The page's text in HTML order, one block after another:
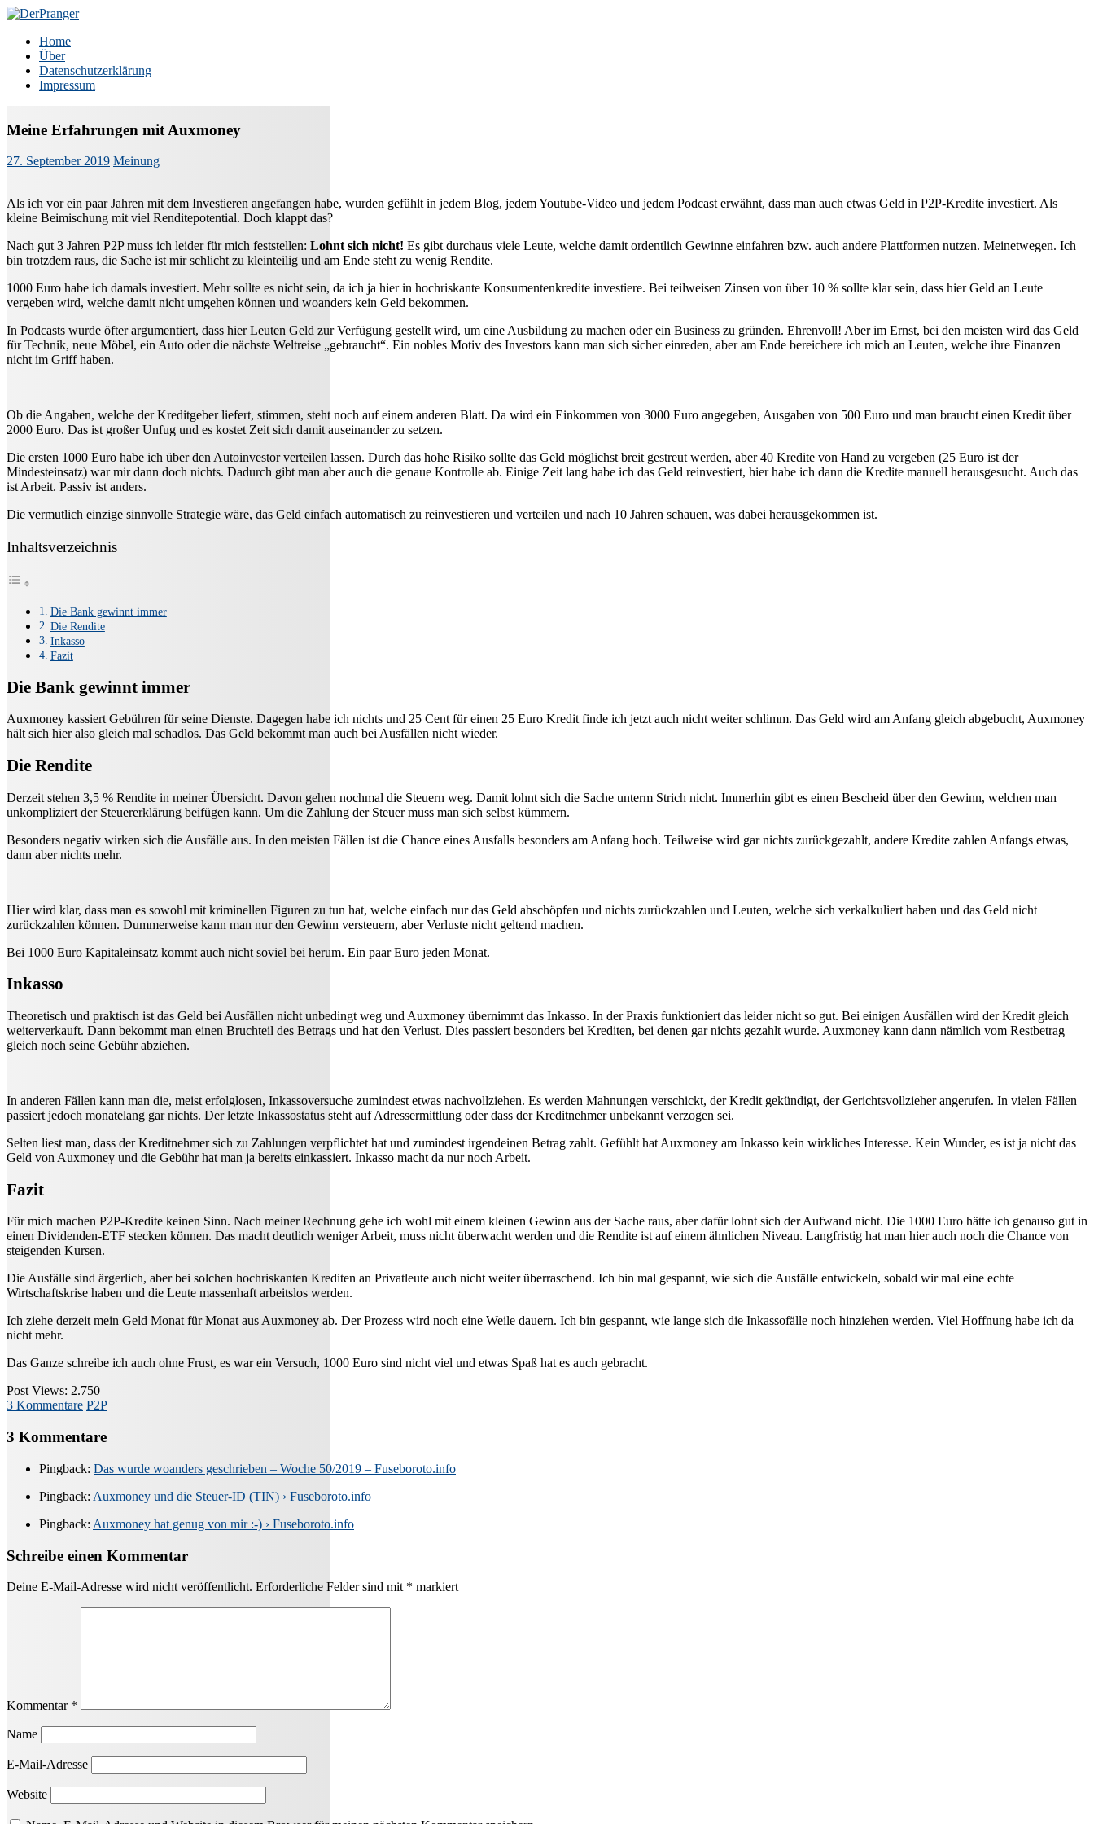
Zum
springen
DerPranger
Finanzen, Freiheit, Prangerei
Home
Über
Datenschutzerklärung
Impressum
Meine Erfahrungen mit Auxmoney
27. September 2019 Meinung
Als ich vor ein paar Jahren mit dem Investieren angefangen habe, wurden gefühlt in jedem Blog, jedem Youtube-Video und jedem Podcast erwähnt, dass man auch etwas Geld in P2P-Kredite investiert. Als
kleine Beimischung mit viel Renditepotential. Doch klappt das?
Nach gut 3 Jahren P2P muss ich leider für mich feststellen: Lohnt sich nicht! Es gibt durchaus viele Leute, welche damit ordentlich Gewinne einfahren bzw. auch andere Plattformen nutzen. Meinetwegen. Ich
bin trotzdem raus, die Sache ist mir schlicht zu kleinteilig und am Ende steht zu wenig Rendite.
1000 Euro habe ich damals investiert. Mehr sollte es nicht sein, da ich ja hier in hochriskante Konsumentenkredite investiere. Bei teilweisen Zinsen von über 10 % sollte klar sein, dass hier Geld an Leute
vergeben wird, welche damit nicht umgehen können und woanders kein Geld bekommen.
In Podcasts wurde öfter argumentiert, dass hier Leuten Geld zur Verfügung gestellt wird, um eine Ausbildung zu machen oder ein Business zu gründen. Ehrenvoll! Aber im Ernst, bei den meisten wird das Geld
für Technik, neue Möbel, ein Auto oder die nächste Weltreise „gebraucht“. Ein nobles Motiv des Investors kann man sich sicher einreden, aber am Ende bereichere ich mich an Leuten, welche ihre Finanzen
nicht im Griff haben.
Ob die Angaben, welche der Kreditgeber liefert, stimmen, steht noch auf einem anderen Blatt. Da wird ein Einkommen von 3000 Euro angegeben, Ausgaben von 500 Euro und man braucht einen Kredit über
2000 Euro. Das ist großer Unfug und es kostet Zeit sich damit auseinander zu setzen.
Die ersten 1000 Euro habe ich über den Autoinvestor verteilen lassen. Durch das hohe Risiko sollte das Geld möglichst breit gestreut werden, aber 40 Kredite von Hand zu vergeben (25 Euro ist der
Mindesteinsatz) war mir dann doch nichts. Dadurch gibt man aber auch die genaue Kontrolle ab. Einige Zeit lang habe ich das Geld reinvestiert, hier habe ich dann die Kredite manuell herausgesucht. Auch das
ist Arbeit. Passiv ist anders.
Die vermutlich einzige sinnvolle Strategie wäre, das Geld einfach automatisch zu reinvestieren und verteilen und nach 10 Jahren schauen, was dabei herausgekommen ist.
Inhaltsverzeichnis
Die Bank gewinnt immer
Die Rendite
Inkasso
Fazit
Die Bank gewinnt immer
Auxmoney kassiert Gebühren für seine Dienste. Dagegen habe ich nichts und 25 Cent für einen 25 Euro Kredit finde ich jetzt auch nicht weiter schlimm. Das Geld wird am Anfang gleich abgebucht, Auxmoney
hält sich hier also gleich mal schadlos. Das Geld bekommt man auch bei Ausfällen nicht wieder.
Die Rendite
Derzeit stehen 3,5 % Rendite in meiner Übersicht. Davon gehen nochmal die Steuern weg. Damit lohnt sich die Sache unterm Strich nicht. Immerhin gibt es einen Bescheid über den Gewinn, welchen man
unkompliziert der Steuererklärung beifügen kann. Um die Zahlung der Steuer muss man sich selbst kümmern.
Besonders negativ wirken sich die Ausfälle aus. In den meisten Fällen ist die Chance eines Ausfalls besonders am Anfang hoch. Teilweise wird gar nichts zurückgezahlt, andere Kredite zahlen Anfangs etwas,
dann aber nichts mehr.
Hier wird klar, dass man es sowohl mit kriminellen Figuren zu tun hat, welche einfach nur das Geld abschöpfen und nichts zurückzahlen und Leuten, welche sich verkalkuliert haben und das Geld nicht
zurückzahlen können. Dummerweise kann man nur den Gewinn versteuern, aber Verluste nicht geltend machen.
Bei 1000 Euro Kapitaleinsatz kommt auch nicht soviel bei herum. Ein paar Euro jeden Monat.
Inkasso
Theoretisch und praktisch ist das Geld bei Ausfällen nicht unbedingt weg und Auxmoney übernimmt das Inkasso. In der Praxis funktioniert das leider nicht so gut. Bei einigen Ausfällen wird der Kredit gleich
weiterverkauft. Dann bekommt man einen Bruchteil des Betrags und hat den Verlust. Dies passiert besonders bei Krediten, bei denen gar nichts gezahlt wurde. Auxmoney kann dann nämlich vom Restbetrag
gleich noch seine Gebühr abziehen.
In anderen Fällen kann man die, meist erfolglosen, Inkassoversuche zumindest etwas nachvollziehen. Es werden Mahnungen verschickt, der Kredit gekündigt, der Gerichtsvollzieher angerufen. In vielen Fällen
passiert jedoch monatelang gar nichts. Der letzte Inkassostatus steht auf Adressermittlung oder dass der Kreditnehmer unbekannt verzogen sei.
Selten liest man, dass der Kreditnehmer sich zu Zahlungen verpflichtet hat und zumindest irgendeinen Betrag zahlt. Gefühlt hat Auxmoney am Inkasso kein wirkliches Interesse. Kein Wunder, es ist ja nicht das
Geld von Auxmoney und die Gebühr hat man ja bereits einkassiert. Inkasso macht da nur noch Arbeit.
Fazit
Für mich machen P2P-Kredite keinen Sinn. Nach meiner Rechnung gehe ich wohl mit einem kleinen Gewinn aus der Sache raus, aber dafür lohnt sich der Aufwand nicht. Die 1000 Euro hätte ich genauso gut in
einen Dividenden-ETF stecken können. Das macht deutlich weniger Arbeit, muss nicht überwacht werden und die Rendite ist auf einem ähnlichen Niveau. Langfristig hat man hier auch noch die Chance von
steigenden Kursen.
Die Ausfälle sind ärgerlich, aber bei solchen hochriskanten Krediten an Privatleute auch nicht weiter überraschend. Ich bin mal gespannt, wie sich die Ausfälle entwickeln, sobald wir mal eine echte
Wirtschaftskrise haben und die Leute massenhaft arbeitslos werden.
Ich ziehe derzeit mein Geld Monat für Monat aus Auxmoney ab. Der Prozess wird noch eine Weile dauern. Ich bin gespannt, wie lange sich die Inkassofälle noch hinziehen werden. Viel Hoffnung habe ich da
nicht mehr.
Das Ganze schreibe ich auch ohne Frust, es war ein Versuch, 1000 Euro sind nicht viel und etwas Spaß hat es auch gebracht.
Post Views: 2.750
3 Kommentare P2P
3 Kommentare
Pingback: Das wurde woanders geschrieben – Woche 50/2019 – Fuseboroto.info
Pingback: Auxmoney und die Steuer-ID (TIN) › Fuseboroto.info
Pingback: Auxmoney hat genug von mir :-) › Fuseboroto.info
Schreibe einen Kommentar
Deine E-Mail-Adresse wird nicht veröffentlicht. Erforderliche Felder sind mit * markiert
Kommentar *
Name
E-Mail-Adresse
Website